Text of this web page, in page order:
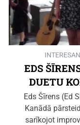
EDS
DUETU
Eds Šīrens (Ed
Kanādā
sarīkojot